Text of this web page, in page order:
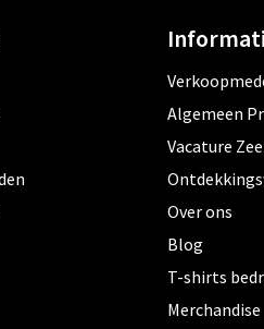
Algemeen
Vacature
Over ons
Blog
T-shirts
Merchandise